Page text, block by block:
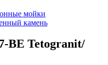
мойки
камень
BE Tetogranit/